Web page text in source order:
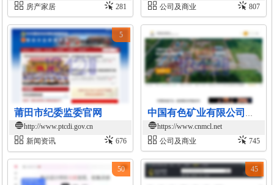
房产家居
281
公司及商业
807
莆田市纪委监委官网
http://www.ptcdi.gov.cn
新闻资讯
676
5
中国有色矿业有限公司官网
https://www.cnmcl.net
公司及商业
745
50 45